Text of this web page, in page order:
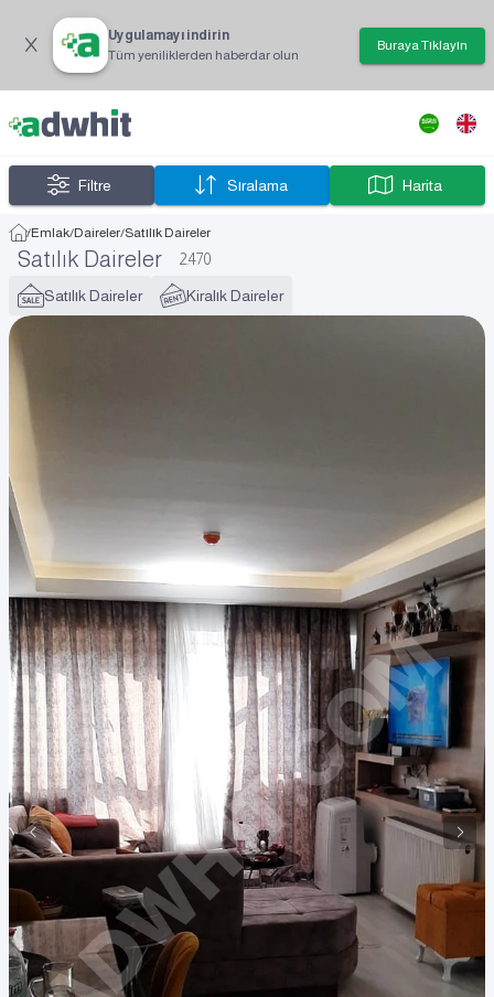
Uygulamayı indirin
Tüm yeniliklerden haberdar olun
Buraya Tıklayın
Filtre Sıralama Harita
/Emlak/Daireler/Satılık Daireler
Satılık Daireler 2.470
Satılık Daireler Kiralık Daireler